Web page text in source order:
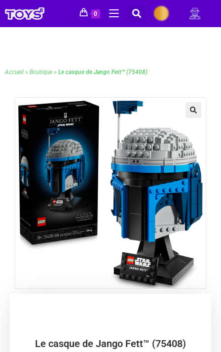
0
Accueil » Boutique » Le casque de Jango Fett™ (75408)
Le casque de Jango Fett™ (75408)